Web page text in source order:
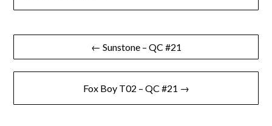
Navigation
de
← Sunstone – QC #21
Fox Boy T02 – QC #21 →